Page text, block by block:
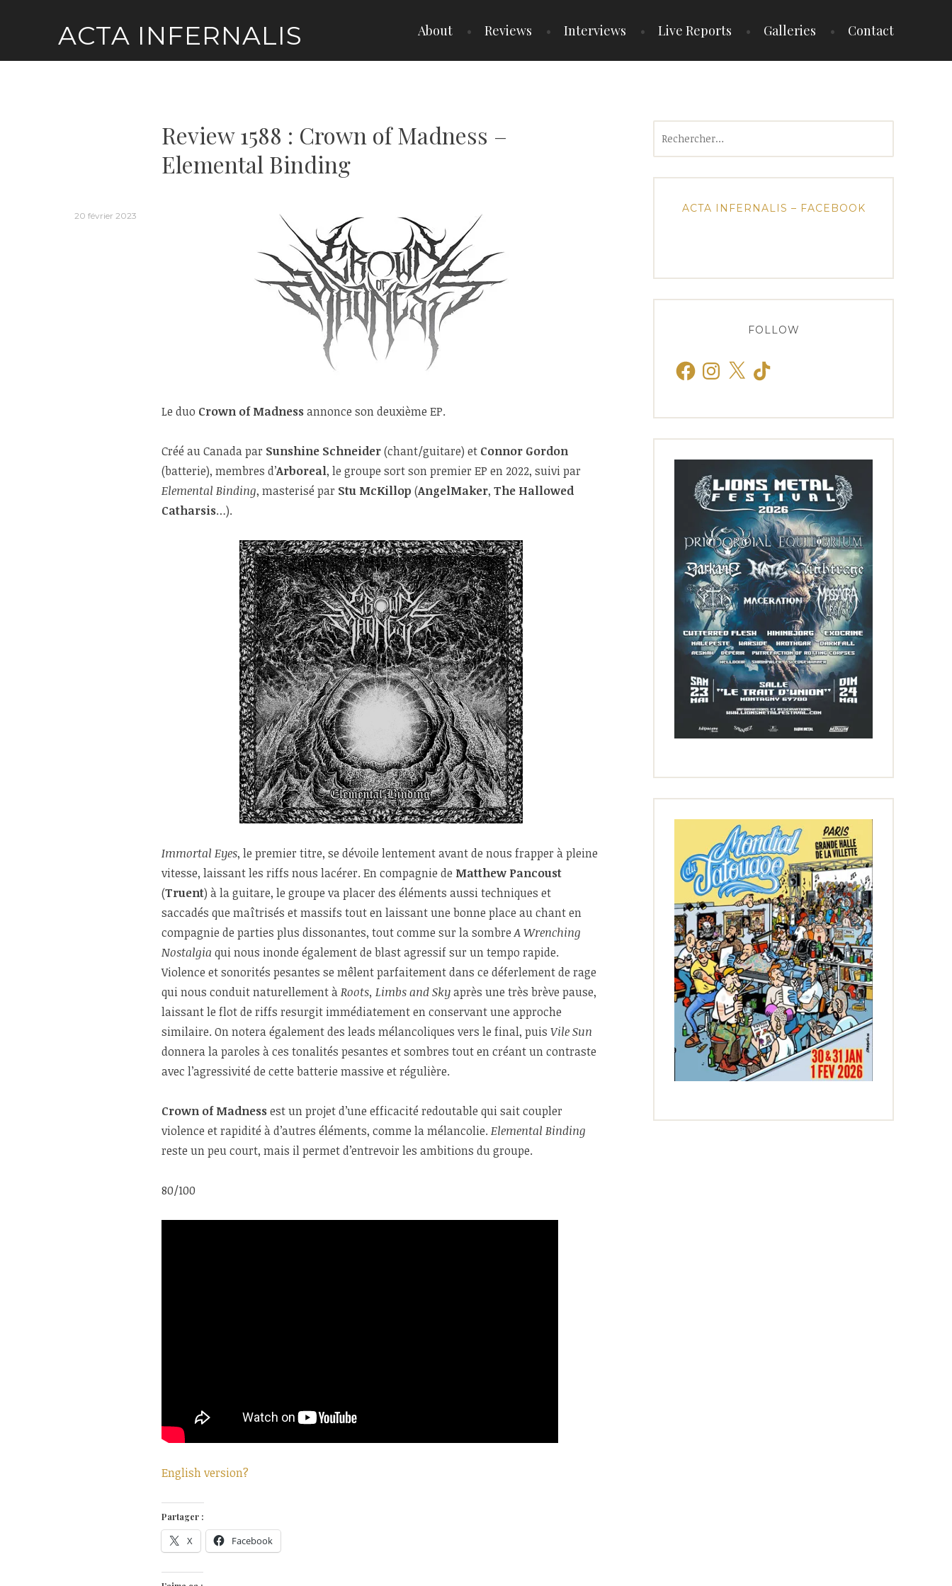
ACTA INFERNALIS About Reviews Interviews Live Reports Galleries Contact
Review 1588 : Crown of Madness –
Elemental Binding
20 février 2023
Le duo Crown of Madnessannonce son deuxième EP.
Créé au Canada par Sunshine Schneider(chant/guitare) et Connor Gordon
(batterie), membres d’Arboreal, le groupe sort son premier EP en 2022, suivi par
Elemental Binding, masterisé par Stu McKillop (AngelMaker, The Hallowed
Catharsis…).
Immortal Eyes, le premier titre, se dévoile lentement avant de nous frapper à pleine
vitesse, laissant les riffs nous lacérer. En compagnie de Matthew Pancoust
(Truent) à la guitare, le groupe va placer des éléments aussi techniques et
saccadés que maîtrisés et massifs tout en laissant une bonne place au chant en
compagnie de parties plus dissonantes, tout comme sur la sombreA Wrenching
Nostalgia qui nous inonde également de blast agressif sur un tempo rapide.
Violence et sonorités pesantes se mêlent parfaitement dans ce déferlement de rage
qui nous conduit naturellement àRoots, Limbs and Skyaprès une très brève pause,
laissant le flot de riffs resurgit immédiatement en conservant une approche
similaire. On notera également des leads mélancoliques vers le final, puis Vile Sun
donnera la paroles à ces tonalités pesantes et sombres tout en créant un contraste
avec l’agressivité de cette batterie massive et régulière.
Crown of Madnessest un projet d’une efficacité redoutable qui sait coupler
violence et rapidité à d’autres éléments, comme la mélancolie. Elemental Binding
reste un peu court, mais il permet d’entrevoir les ambitions du groupe.
80/100
English version?
Partager :
X Facebook
ACTA INFERNALIS – FACEBOOK
FOLLOW
FacebookInstagram
X TikTok